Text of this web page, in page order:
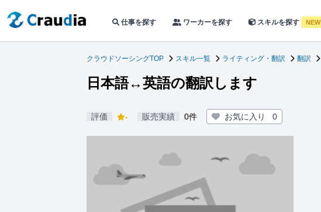
仕事を探す ワーカーを探す スキルを探す NEW
クラウドソーシングTOP スキル一覧 ライティング・翻訳 翻訳
日本語↔英語の翻訳します
評価 - 販売実績 0件 お気に入り 0